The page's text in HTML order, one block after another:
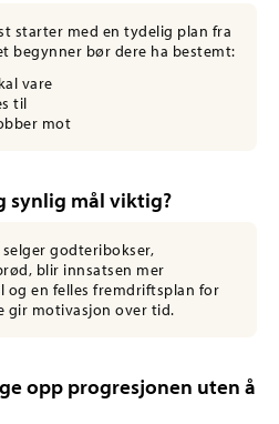
starter med en tydelig plan fra
begynner bør dere ha bestemt:
vare
til
mot
synlig mål viktig?
godteribokser,
blir innsatsen mer
og en felles fremdriftsplan for
gir motivasjon over tid.
opp progresjonen uten å